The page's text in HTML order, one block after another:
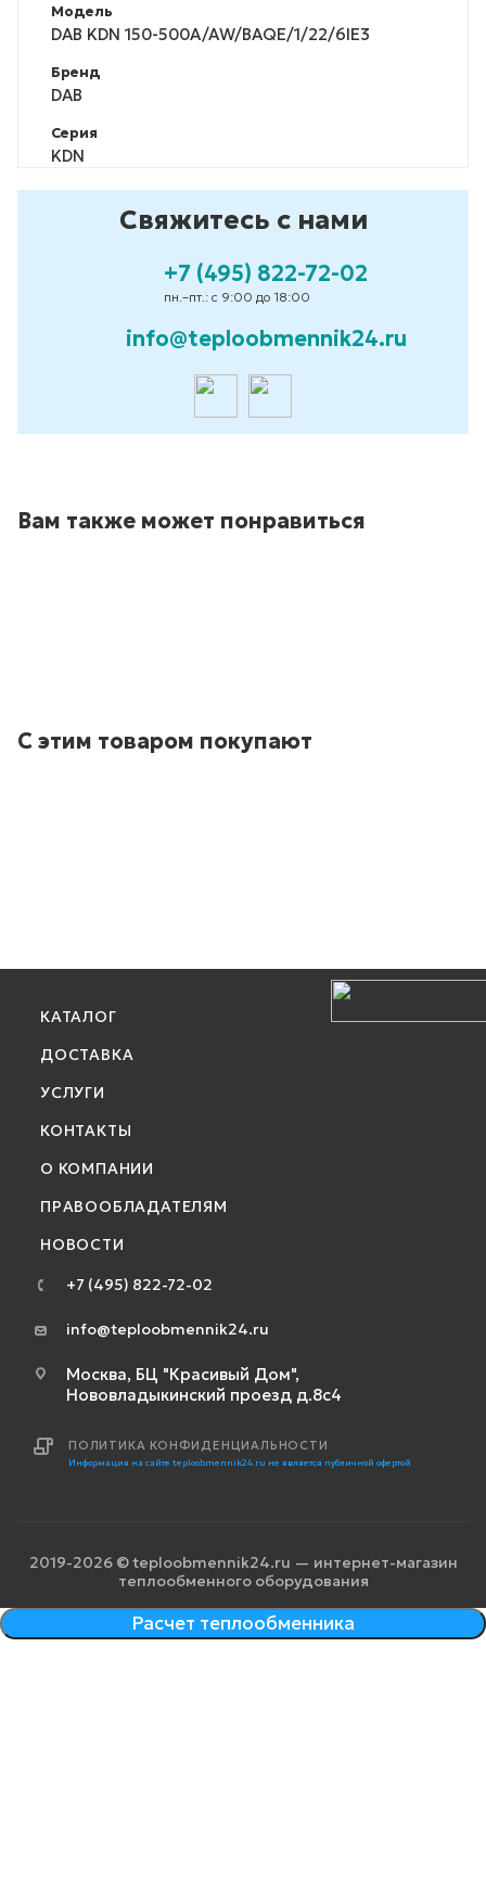
Модель
DAB KDN 150-500A/AW/BAQE/1/22/6IE3
Бренд
DAB
Серия
KDN
Свяжитесь с нами
+7 (495) 822-72-02
пн.–пт.: с 9:00 до 18:00
info@teploobmennik24.ru
Вам также может понравиться
С этим товаром покупают
КАТАЛОГ
ДОСТАВКА
УСЛУГИ
КОНТАКТЫ
О КОМПАНИИ
ПРАВООБЛАДАТЕЛЯМ
НОВОСТИ
+7 (495) 822-72-02
info@teploobmennik24.ru
Москва, БЦ "Красивый Дом",
Нововладыкинский проезд д.8с4
ПОЛИТИКА КОНФИДЕНЦИАЛЬНОСТИ
Информация на сайте teploobmennik24.ru не является публичной офертой
2019-2026 © teploobmennik24.ru — интернет-магазин
теплообменного оборудования
Расчет теплообменника